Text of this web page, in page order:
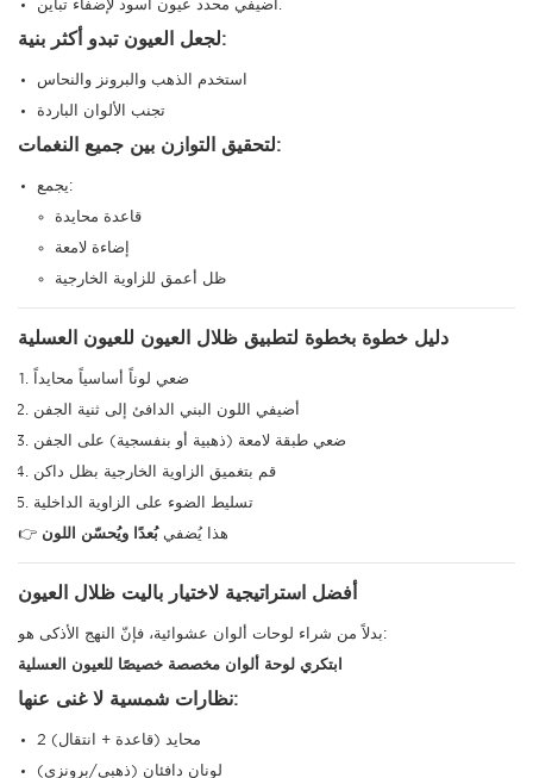
أضيفي محدد عيون أسود لإضفاء تباين.
لجعل العيون تبدو أكثر بنية:
استخدم الذهب والبرونز والنحاس
تجنب الألوان الباردة
لتحقيق التوازن بين جميع النغمات:
يجمع:
قاعدة محايدة
إضاءة لامعة
ظل أعمق للزاوية الخارجية
دليل خطوة بخطوة لتطبيق ظلال العيون للعيون العسلية
ضعي لوناً أساسياً محايداً
أضيفي اللون البني الدافئ إلى ثنية الجفن
ضعي طبقة لامعة (ذهبية أو بنفسجية) على الجفن
قم بتغميق الزاوية الخارجية بظل داكن
تسليط الضوء على الزاوية الداخلية
👉 هذا يُضفي بُعدًا ويُحسّن اللون
أفضل استراتيجية لاختيار باليت ظلال العيون
بدلاً من شراء لوحات ألوان عشوائية، فإنّ النهج الأذكى هو:
ابتكري لوحة ألوان مخصصة خصيصًا للعيون العسلية
نظارات شمسية لا غنى عنها:
2 محايد (قاعدة + انتقال)
لونان دافئان (ذهبي/برونزي)